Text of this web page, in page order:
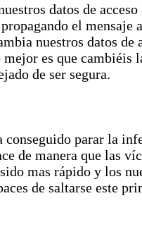
datos de
el mensaje
nuestros datos de
es que cambiéis
de ser segura.
conseguido parar la
de manera que las
mas rápido y los
de saltarse este